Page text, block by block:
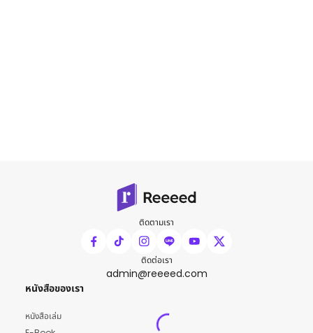
ติดตามเรา
ติดต่อเรา
admin@reeeed.com
หนังสือของเรา
หนังสือเล่ม